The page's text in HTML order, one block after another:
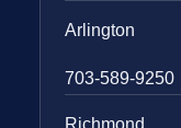
Arlington
703-589-9250
Richmond